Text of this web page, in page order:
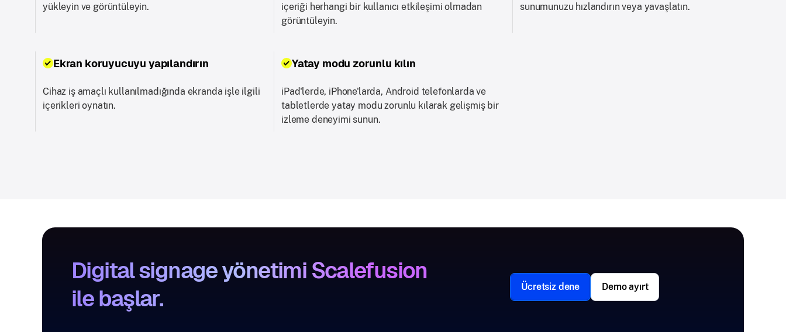
yükleyin ve görüntüleyin.
içeriği herhangi bir kullanıcı etkileşimi olmadan
görüntüleyin.
sunumunuzu hızlandırın veya yavaşlatın.
Ekran koruyucuyu yapılandırın
Cihaz iş amaçlı kullanılmadığında ekranda işle ilgili
içerikleri oynatın.
Yatay modu zorunlu kılın
iPad'lerde, iPhone'larda, Android telefonlarda ve
tabletlerde yatay modu zorunlu kılarak gelişmiş bir
izleme deneyimi sunun.
Digital signage yönetimi Scalefusion
ile başlar.
Ücretsiz dene Demo ayırt